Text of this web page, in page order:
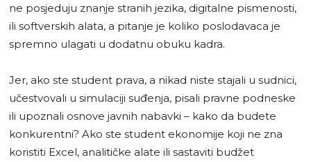
ne posjeduju znanje stranih jezika, digitalne pismenosti,
ili softverskih alata, a pitanje je koliko poslodavaca je
spremno ulagati u dodatnu obuku kadra.
Jer, ako ste student prava, a nikad niste stajali u sudnici,
učestvovali u simulaciji suđenja, pisali pravne podneske
ili upoznali osnove javnih nabavki – kako da budete
konkurentni? Ako ste student ekonomije koji ne zna
koristiti Excel, analitičke alate ili sastaviti budžet